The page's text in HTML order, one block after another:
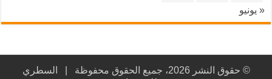
« يونيو
© حقوق النشر 2026، جميع الحقوق محفوظة |
السطري